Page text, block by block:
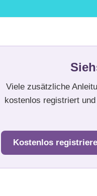
Viele zusätzliche
kostenlos registriert
Kostenlos